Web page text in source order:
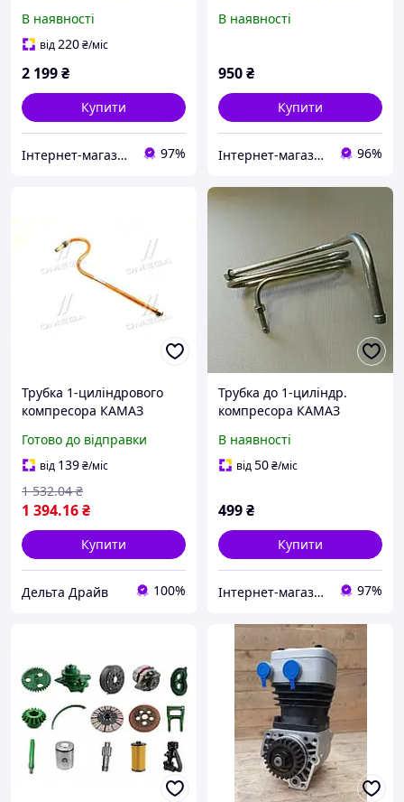
740.3509290/9288 (5320-
3509290/288)
В наявності
від220₴/міс
2 199₴
Купити
Інтернет-магазин "KrazAuto" 97%
змійка 6520-3506190
В наявності
950₴
Купити
Інтернет-магазин "Novida" 96%
Трубка 1-циліндрового
компресора КАМАЗ
компресора до
охолоджувача)
(RIDER),65115-3506190-39
Готово до відправки
від 139₴/міс
1 394.16₴
1 532.04 ₴
Купити
Дельта Драйв 100%
Трубка до 1-циліндр.
компресора КАМАЗ
В наявності
від50₴/міс
499₴
Купити
Інтернет-магазин "KrazAuto" 97%